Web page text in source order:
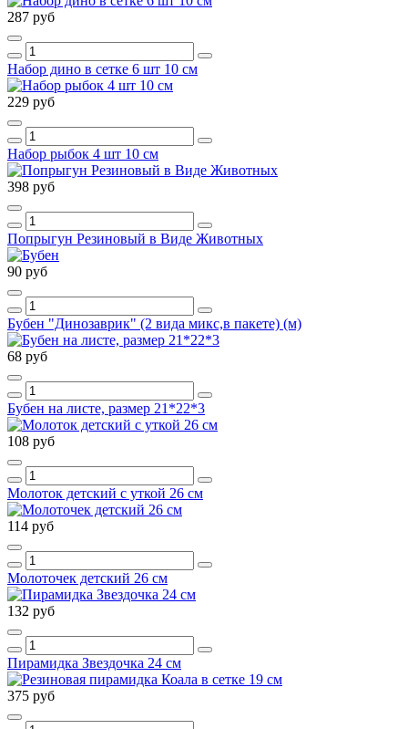
287 руб
Набор дино в сетке 6 шт 10 см
229 руб
Набор рыбок 4 шт 10 см
398 руб
Попрыгун Резиновый в Виде Животных
90 руб
Бубен "Динозаврик" (2 вида микс,в пакете) (м)
68 руб
Бубен на листе, размер 21*22*3
108 руб
Молоток детский с уткой 26 см
114 руб
Молоточек детский 26 см
132 руб
Пирамидка Звездочка 24 см
375 руб